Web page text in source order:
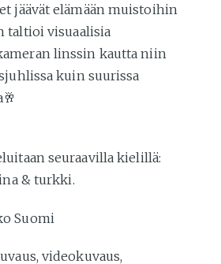
jäävät elämään muistoihin
taltioi visuaalisia
linssin kautta niin
kuin suurissa
seuraavilla kielillä:
& turkki.
Suomi
videokuvaus,